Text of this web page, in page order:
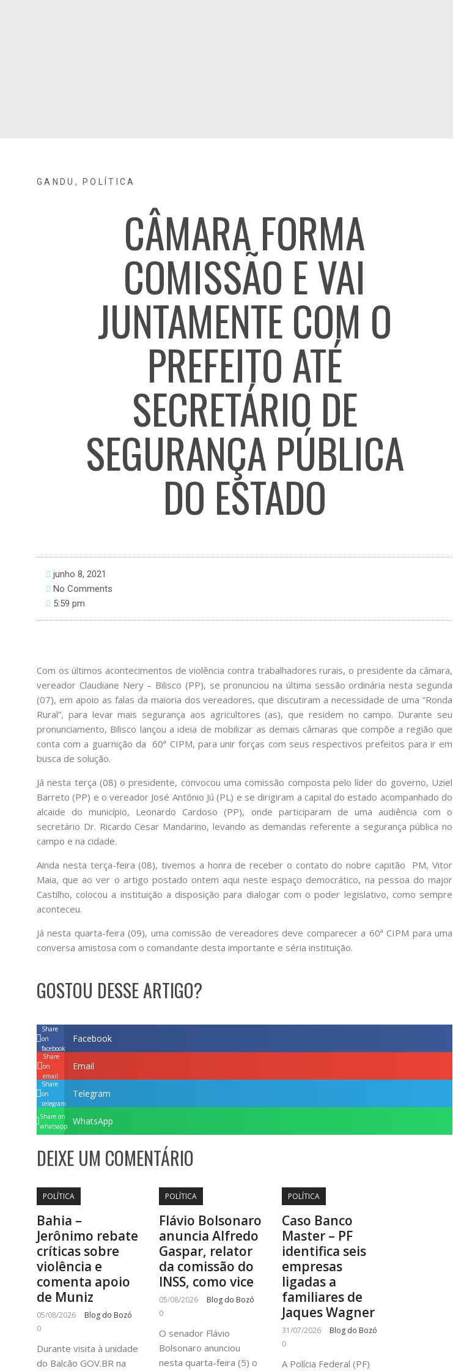
GANDU , POLÍTICA
CÂMARA FORMA
COMISSÃO E VAI
JUNTAMENTE COM O
PREFEITO ATÉ
SECRETÁRIO DE
SEGURANÇA PÚBLICA
DO ESTADO
junho 8, 2021
No Comments
5:59 pm
Com os últimos acontecimentos de violência contra trabalhadores rurais, o presidente da câmara,
vereador Claudiane Nery – Bilisco (PP), se pronunciou na última sessão ordinária nesta segunda
(07), em apoio as falas da maioria dos vereadores, que discutiram a necessidade de uma “Ronda
Rural”, para levar mais segurança aos agricultores (as), que residem no campo. Durante seu
pronunciamento, Bilisco lançou a ideia de mobilizar as demais câmaras que compõe a região que
conta com a guarnição da 60ª CIPM, para unir forças com seus respectivos prefeitos para ir em
busca de solução.
Já nesta terça (08) o presidente, convocou uma comissão composta pelo líder do governo, Uziel
Barreto (PP) e o vereador José Antônio Jú (PL) e se dirigiram a capital do estado acompanhado do
alcaide do município, Leonardo Cardoso (PP), onde participaram de uma audiência com o
secretário Dr. Ricardo Cesar Mandarino, levando as demandas referente a segurança pública no
campo e na cidade.
Ainda nesta terça-feira (08), tivemos a honra de receber o contato do nobre capitão PM, Vitor
Maia, que ao ver o artigo postado ontem aqui neste espaço democrático, na pessoa do major
Castilho, colocou a instituição a disposição para dialogar com o poder legislativo, como sempre
aconteceu.
Já nesta quarta-feira (09), uma comissão de vereadores deve comparecer a 60ª CIPM para uma
conversa amistosa com o comandante desta importante e séria instituição.
GOSTOU DESSE ARTIGO?
Share
on
facebook
Facebook
Share
on
email
Email
Share
on
telegram
Telegram
Share on
whatsapp
WhatsApp
DEIXE UM COMENTÁRIO
POLÍTICA
Bahia –
Jerônimo rebate
críticas sobre
violência e
comenta apoio
de Muniz
05/08/2026
Blog do Bozó
0
Durante visita à unidade
do Balcão GOV.BR na
POLÍTICA
Flávio Bolsonaro
anuncia Alfredo
Gaspar, relator
da comissão do
INSS, como vice
05/08/2026
Blog do Bozó
0
O senador Flávio
Bolsonaro anunciou
nesta quarta-feira (5) o
POLÍTICA
Caso Banco
Master – PF
identifica seis
empresas
ligadas a
familiares de
Jaques Wagner
31/07/2026
Blog do Bozó
0
A Polícia Federal (PF)